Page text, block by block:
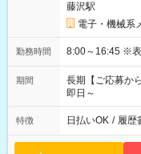
藤沢駅
電子・機械系
勤務時間 8:00
期間
長期【ご応募か
即日～
特徴 日払いOK / 履歴